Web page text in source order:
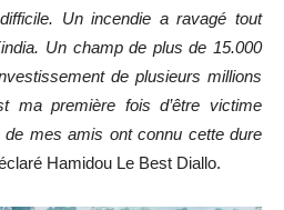
Un incendie a ravagé tout
Un champ de plus de 15.000
de plusieurs millions
ma première fois d’être victime
de mes amis ont connu cette dure
Hamidou Le Best Diallo.